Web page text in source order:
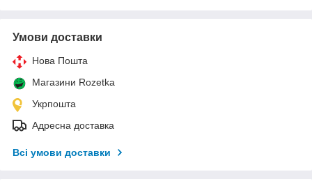
Умови доставки
Нова Пошта
Магазини Rozetka
Укрпошта
Адресна доставка
Всі умови доставки